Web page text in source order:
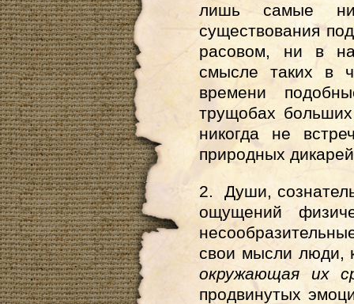
лишь самые
существования
расовом, ни в
смысле таких в
времени
трущобах
никогда не
природных
2. Души,
ощущений
свои мысли люди,
окружающая их
продвинутых